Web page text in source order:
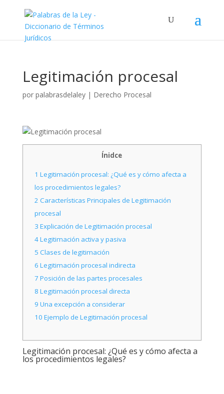
Legitimación procesal
por palabrasdelaley| Derecho Procesal
Ínidce
1 Legitimación procesal: ¿Qué es y cómo afecta a
los procedimientos legales?
2 Características Principales de Legitimación
procesal
3 Explicación de Legitimación procesal
4Legitimación activa y pasiva
5 Clases de legitimación
6 Legitimación procesal indirecta
7 Posición de las partes procesales
8 Legitimación procesal directa
9 Una excepción a considerar
10 Ejemplo de Legitimación procesal
Legitimación procesal: ¿Qué es y cómo afecta a
los procedimientos legales?